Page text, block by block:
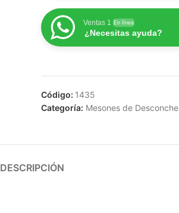
Ventas 1 En línea
¿Necesitas ayuda?
Código: 1435
Categoría: Mesones de Desconche
DESCRIPCIÓN